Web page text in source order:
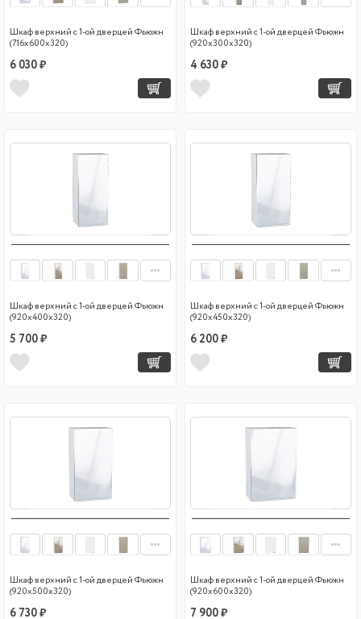
Шкаф верхний с 1-ой дверцей Фьюжн
(716х600х320)
6 030 ₽
Шкаф верхний с 1-ой дверцей Фьюжн
(920х300х320)
4 630 ₽
Шкаф верхний с 1-ой дверцей Фьюжн
(920х400х320)
5 700 ₽
Шкаф верхний с 1-ой дверцей Фьюжн
(920х450х320)
6 200 ₽
Шкаф верхний с 1-ой дверцей Фьюжн
(920х500х320)
6 730 ₽
Шкаф верхний с 1-ой дверцей Фьюжн
(920х600х320)
7 900 ₽